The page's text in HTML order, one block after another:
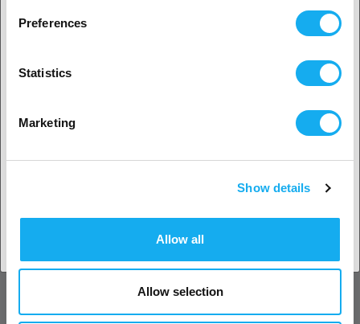
Preferences
Statistics
Marketing
Show details
Allow all
Allow selection
Unternehmen
Telefon